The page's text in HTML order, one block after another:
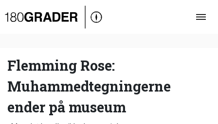
Oversigt
Debat
Video
Podcast
Flemming Rose:
Muhammedtegningerne
ender på museum